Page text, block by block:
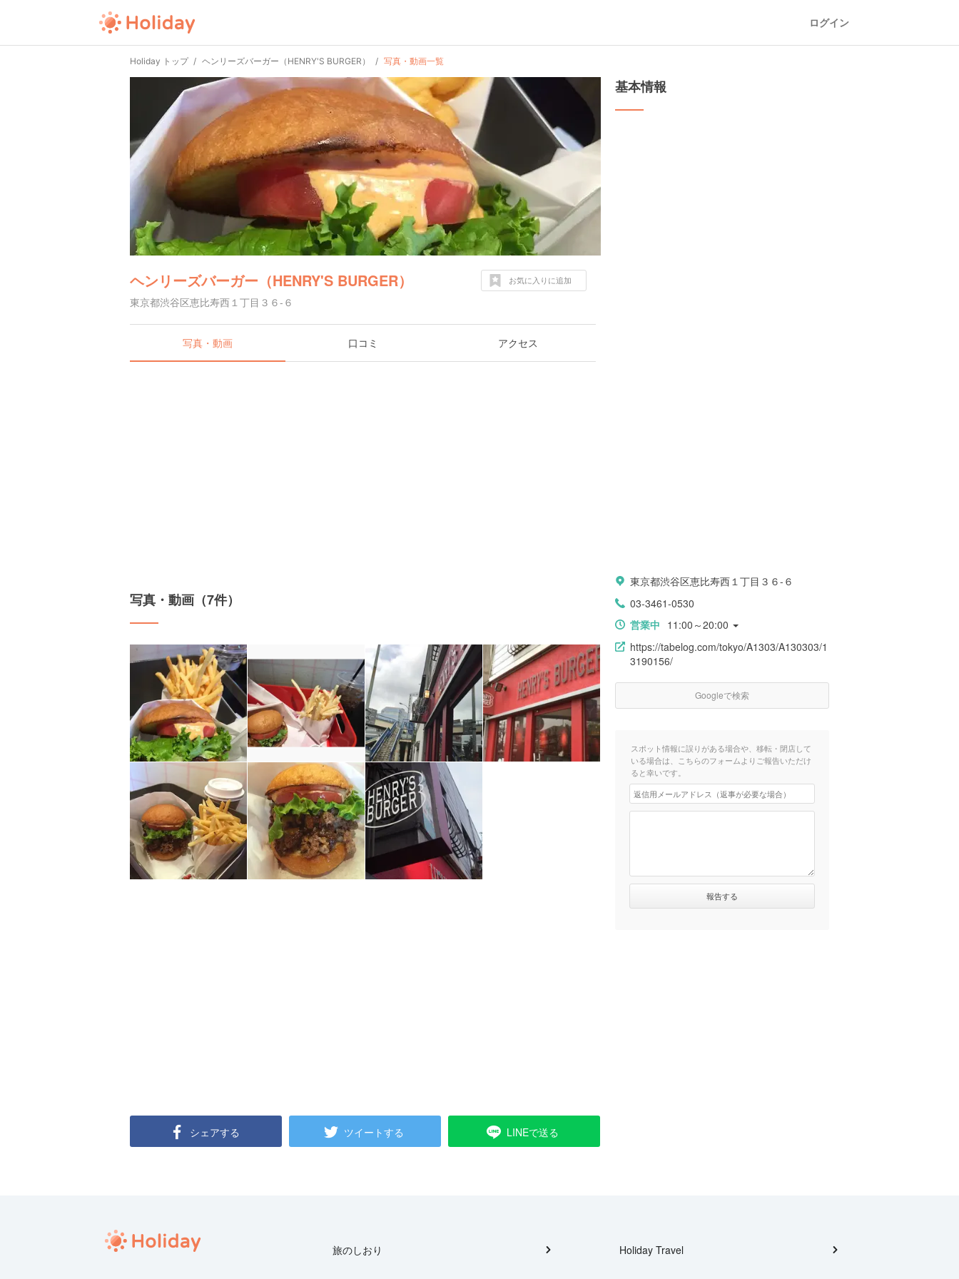
ログイン
Holiday トップ ヘンリーズバーガー（HENRY'S BURGER） 写真・動画一覧
ヘンリーズバーガー（HENRY'S BURGER）
東京都渋谷区恵比寿西１丁目３６-６
お気に入りに追加
写真・動画 口コミ アクセス
写真・動画（7件）
シェアする ツイートする LINEで送る
基本情報
東京都渋谷区恵比寿西１丁目３６-６
03-3461-0530
営業中 11:00～20:00
https://tabelog.com/tokyo/A1303/A130303/1
3190156/
Googleで検索
スポット情報に誤りがある場合や、移転・閉店して
いる場合は、こちらのフォームよりご報告いただけ
ると幸いです。
旅のしおり Holiday Travel